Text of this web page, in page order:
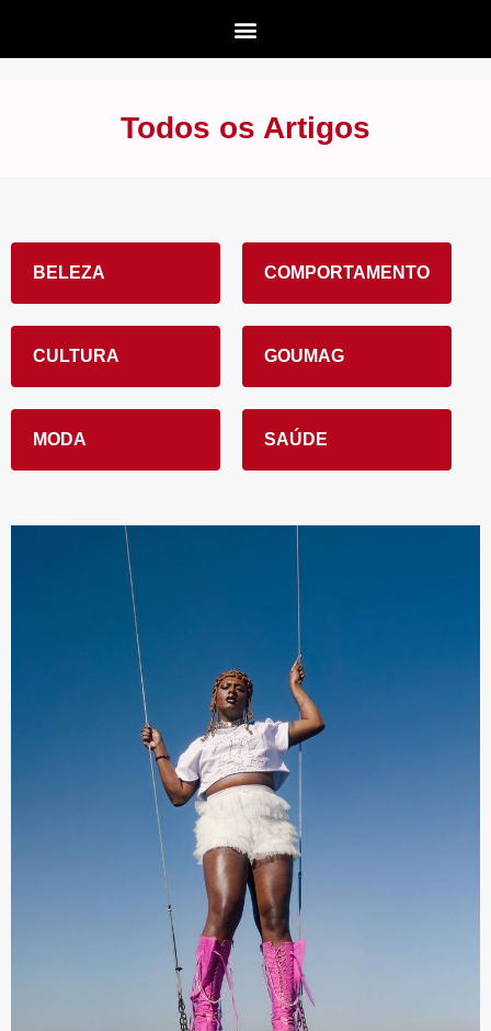
Todos os Artigos
BELEZA COMPORTAMENTO
CULTURA GOUMAG
MODA SAÚDE